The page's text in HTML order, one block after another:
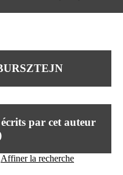
Centre Hospitalier le Vinatier
95, Bd Pinel
Lundi au Vendredi
Contact
Mail
par cet auteur
Affiner la recherche